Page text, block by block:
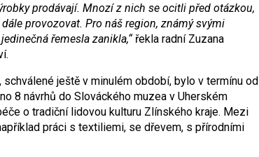
prodávají. Mnozí z nich se ocitli před otázkou,
provozovat. Pro náš region, známý svými
řemesla zanikla,“řekla radní Zuzana
ještě v minulém období, bylo v termínu od
8 návrhů do Slováckého muzea v Uherském
o tradiční lidovou kulturu Zlínského kraje. Mezi
práci s textiliemi, se dřevem, s přírodními